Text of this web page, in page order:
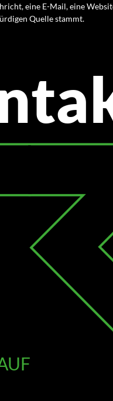
eine E-Mail, eine
Quelle stammt.